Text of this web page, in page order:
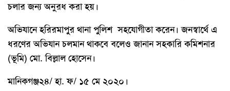
চলার জন্য অনুরধ করা হয়।
অভিযানে হরিরমাপুর থানা পুলিশ সহযোগীতা করেন। জনস্বার্থে এ
ধরণের অভিযান চলমান থাকবে বলেও জানান সহকারি কমিশনার
(ভূমি) মো. বিল্লাল হোসেন।
মানিকগঞ্জ২৪/ হা. ফ/ ১৫ মে ২০২০।